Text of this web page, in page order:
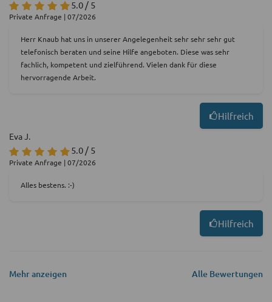
5.0 / 5
Private Anfrage | 07/2026
Herr Knaub hat uns in unserer Angelegenheit sehr sehr sehr gut
telefonisch beraten und seine Hilfe angeboten. Diese was sehr
fachlich, kompetent und zielführend. Vielen dank für diese
hervorragende Arbeit.
Hilfreich
Eva J.
5.0 / 5
Private Anfrage | 07/2026
Alles bestens. :-)
Hilfreich
Mehr anzeigen Alle Bewertungen